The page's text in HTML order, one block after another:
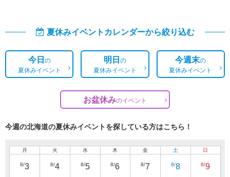
夏休みイベントカレンダーから絞り込む
今日の
夏休みイベント
明日の
夏休みイベント
今週末の
夏休みイベント
お盆休みのイベント
今週の北海道の夏休みイベントを探している方はこちら！
月
8/3
火
8/4
水
8/5
木
8/6
金
8/7
土
8/8
日
8/9